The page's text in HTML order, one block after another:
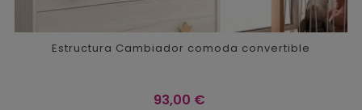
Estructura Cambiador comoda convertible
Precio
93,00 €